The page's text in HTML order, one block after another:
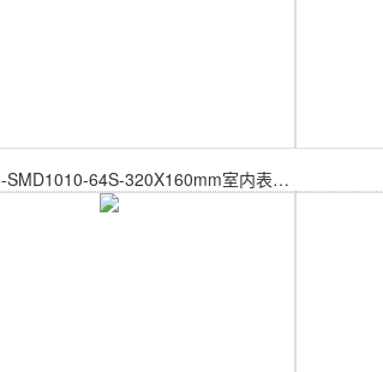
室内P1.25-SMD1010-64S-320X160mm室内表贴模组